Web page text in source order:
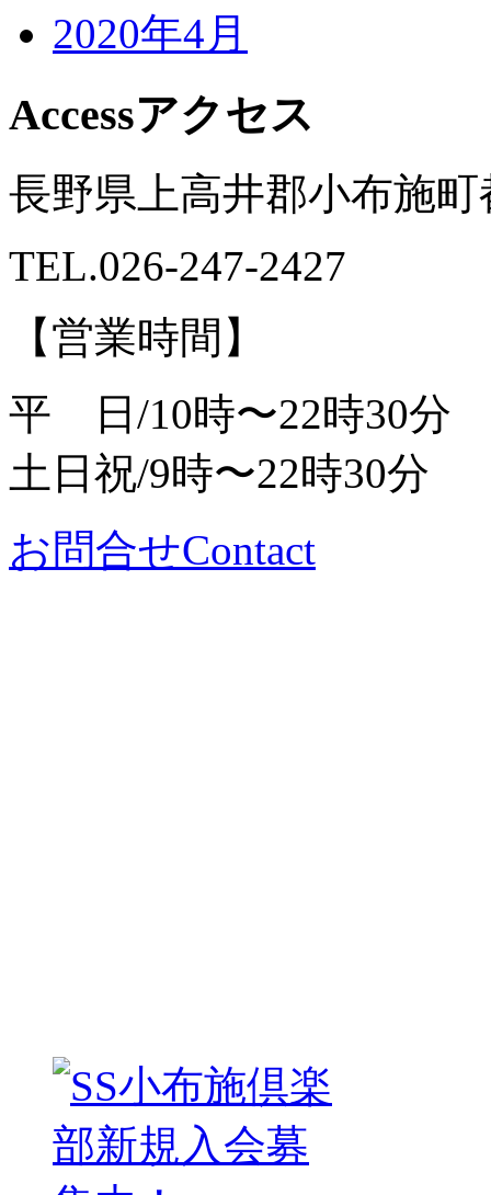
2020年4月
Accessアクセス
長野県上高井郡小布施町
TEL.026-247-2427
【営業時間】
平 日/10時〜22時30分
土日祝/9時〜22時30分
お問合せContact